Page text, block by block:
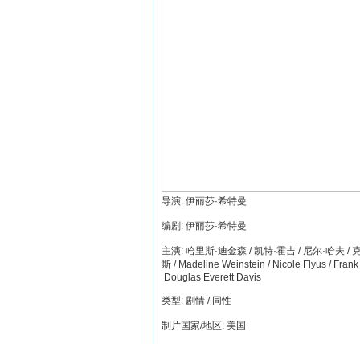
导演: 伊丽莎·希特曼
编剧: 伊丽莎·希特曼
主演: 哈里斯·迪金森 / 凯特·霍吉 / 尼尔·哈夫 /
斯 / Madeline Weinstein / Nicole Flyus /
Douglas Everett Davis
类型: 剧情 / 同性
制片国家/地区: 美国